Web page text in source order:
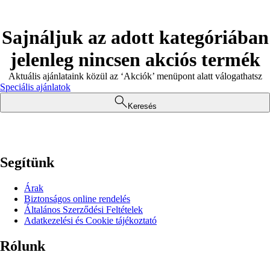
Sajnáljuk az adott kategóriában
jelenleg nincsen akciós termék
Aktuális ajánlataink közül az ‘Akciók’ menüpont alatt válogathatsz
Speciális ajánlatok
Keresés
Segítünk
Árak
Biztonságos online rendelés
Általános Szerződési Feltételek
Adatkezelési és Cookie tájékoztató
Rólunk